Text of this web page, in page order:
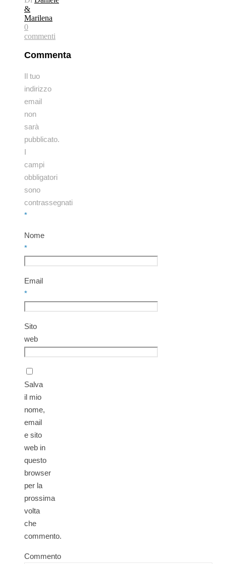
&
Marilena
0
commenti
Commenta
Il tuo
indirizzo
email
non
sarà
pubblicato.
I
campi
obbligatori
sono
contrassegnati
*
Nome
*
Email
*
Sito
web
Salva
il mio
nome,
email
e sito
web in
questo
browser
per la
prossima
volta
che
commento.
Commento